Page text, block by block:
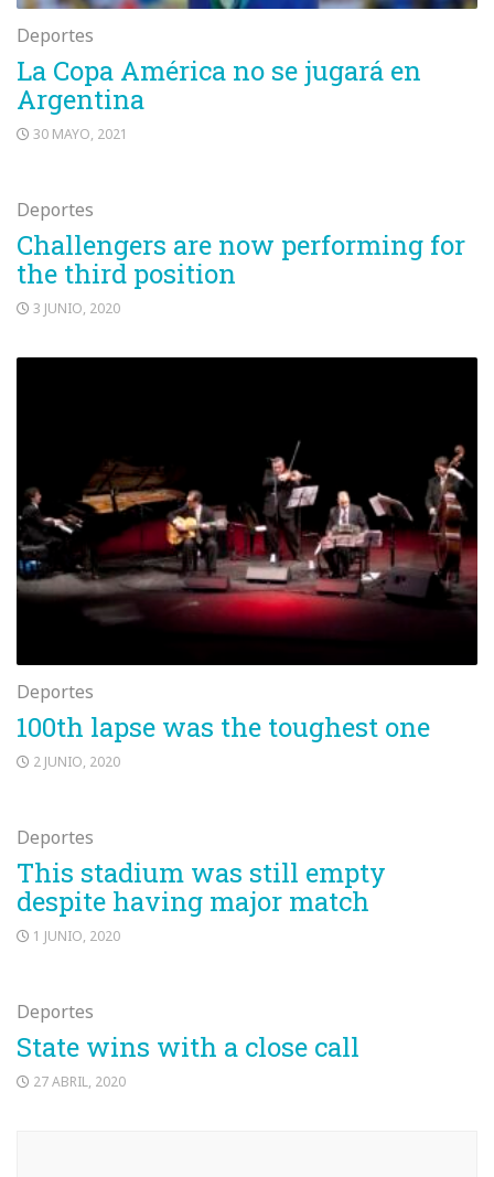
Deportes
La Copa América no se jugará en
Argentina
30 MAYO, 2021
Deportes
Challengers are now performing for
the third position
3 JUNIO, 2020
Deportes
100th lapse was the toughest one
2 JUNIO, 2020
Deportes
This stadium was still empty
despite having major match
1 JUNIO, 2020
Deportes
State wins with a close call
27 ABRIL, 2020